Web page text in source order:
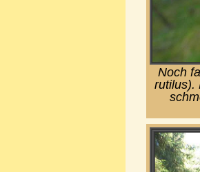
Noch
rutilus).